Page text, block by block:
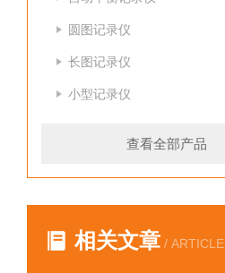
圆图记录仪
长图记录仪
小型记录仪
查看全部产品
相关文章 / ARTICLE